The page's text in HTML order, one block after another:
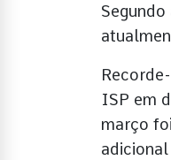
ISP em
março